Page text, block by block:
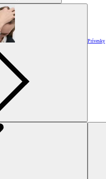
Prívesky